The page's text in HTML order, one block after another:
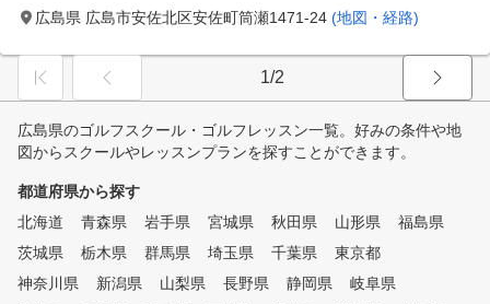
広島県 広島市安佐北区安佐町筒瀬1471-24 (地図・経路)
1/2
広島県のゴルフスクール・ゴルフレッスン一覧。好みの条件や地
図からスクールやレッスンプランを探すことができます。
都道府県から探す
北海道
青森県 岩手県 宮城県 秋田県 山形県
福島県
茨城県
栃木県 群馬県 埼玉県 千葉県
東京都
神奈川県
新潟県 山梨県 長野県 静岡県
岐阜県